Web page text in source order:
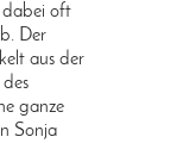
dabei oft
Der
aus der
ganze
Sonja